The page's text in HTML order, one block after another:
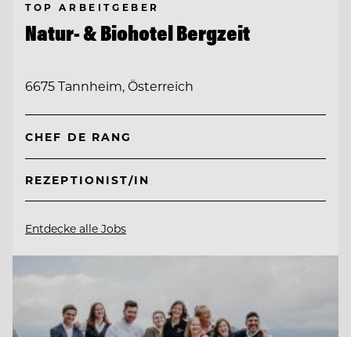
TOP ARBEITGEBER
Natur- & Biohotel Bergzeit
6675 Tannheim, Österreich
CHEF DE RANG
REZEPTIONIST/IN
Entdecke alle Jobs